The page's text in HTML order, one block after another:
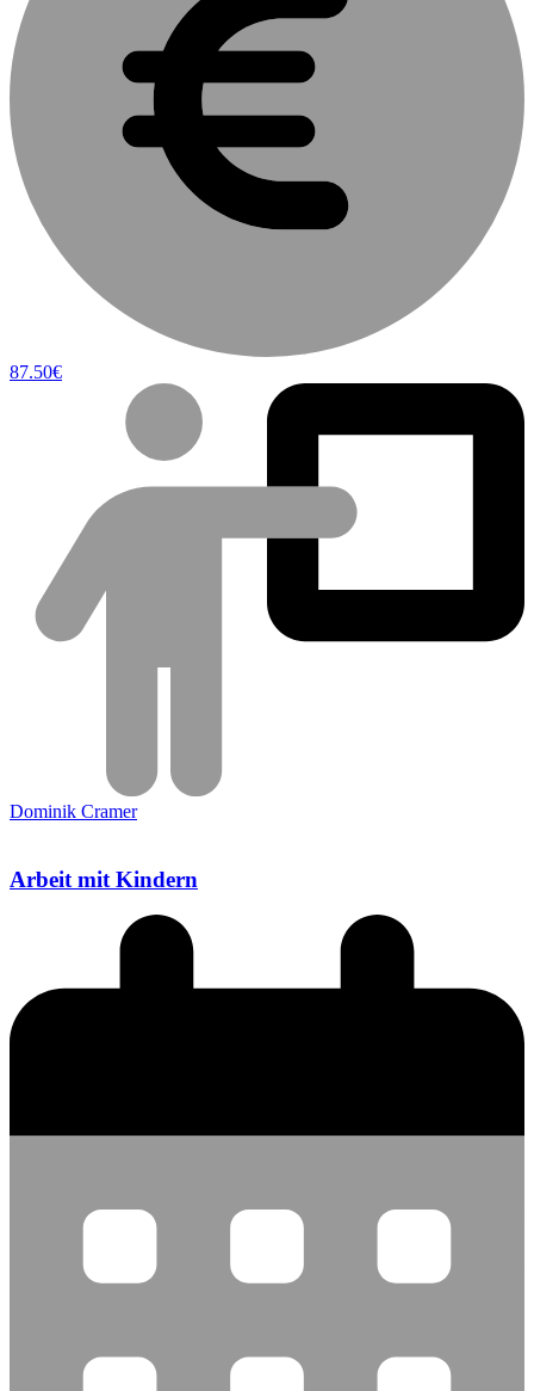
87.50€
Dominik Cramer
Arbeit mit Kindern